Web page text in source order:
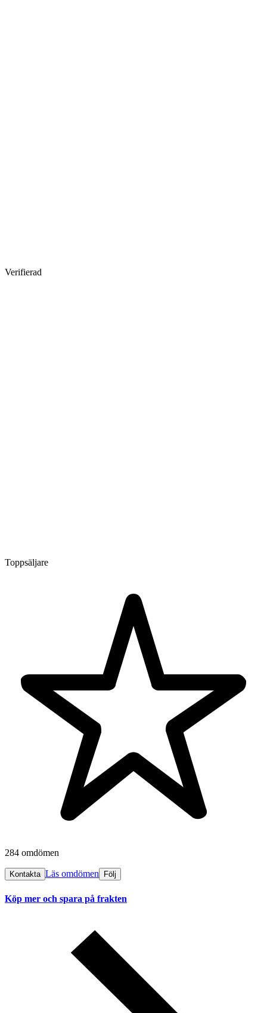
Verifierad
Toppsäljare
284 omdömen
Kontakta Läs omdömen Följ
Köp mer och spara på frakten